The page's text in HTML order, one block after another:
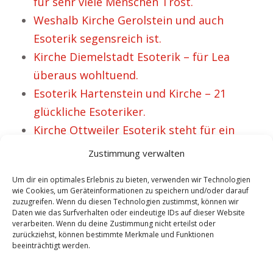
Zustimmung verwalten
Um dir ein optimales Erlebnis zu bieten, verwenden wir Technologien
wie Cookies, um Geräteinformationen zu speichern und/oder darauf
zuzugreifen. Wenn du diesen Technologien zustimmst, können wir
Daten wie das Surfverhalten oder eindeutige IDs auf dieser Website
verarbeiten. Wenn du deine Zustimmung nicht erteilst oder
zurückziehst, können bestimmte Merkmale und Funktionen
beeinträchtigt werden.
Weshalb Kirche Gerolstein und auch
Esoterik segensreich ist.
Kirche Diemelstadt Esoterik – für Lea
überaus wohltuend.
Esoterik Hartenstein und Kirche – 21
glückliche Esoteriker.
Kirche Ottweiler Esoterik steht für ein
gutes Gefühl.
VORHERIGER ARTIKEL
Kirche Hermagor
Esoterik steht für
Praktiken mit
NÄCHSTER ARTIKEL
Warum Kirche
Hermsdorf aber